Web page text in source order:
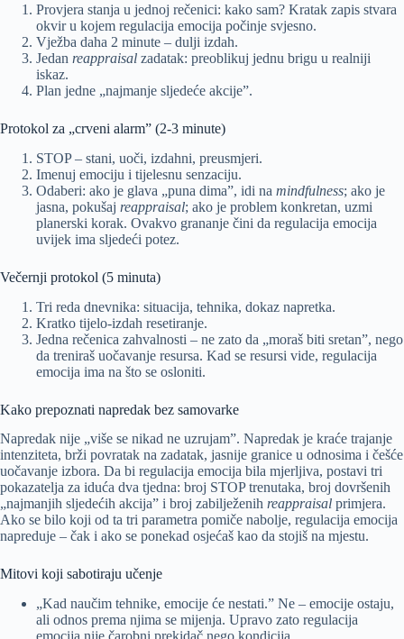
Provjera stanja u jednoj rečenici: kako sam? Kratak zapis stvara
okvir u kojem regulacija emocija počinje svjesno.
Vježba daha 2 minute – dulji izdah.
Jedan reappraisal zadatak: preoblikuj jednu brigu u realniji
iskaz.
Plan jedne „najmanje sljedeće akcije”.
Protokol za „crveni alarm” (2-3 minute)
STOP – stani, uoči, izdahni, preusmjeri.
Imenuj emociju i tijelesnu senzaciju.
Odaberi: ako je glava „puna dima”, idi na mindfulness; ako je
jasna, pokušaj reappraisal; ako je problem konkretan, uzmi
planerski korak. Ovakvo grananje čini da regulacija emocija
uvijek ima sljedeći potez.
Večernji protokol (5 minuta)
Tri reda dnevnika: situacija, tehnika, dokaz napretka.
Kratko tijelo-izdah resetiranje.
Jedna rečenica zahvalnosti – ne zato da „moraš biti sretan”, nego
da treniraš uočavanje resursa. Kad se resursi vide, regulacija
emocija ima na što se osloniti.
Kako prepoznati napredak bez samovarke
Napredak nije „više se nikad ne uzrujam”. Napredak je kraće trajanje
intenziteta, brži povratak na zadatak, jasnije granice u odnosima i češće
uočavanje izbora. Da bi regulacija emocija bila mjerljiva, postavi tri
pokazatelja za iduća dva tjedna: broj STOP trenutaka, broj dovršenih
„najmanjih sljedećih akcija” i broj zabilježenih reappraisal primjera.
Ako se bilo koji od ta tri parametra pomiče nabolje, regulacija emocija
napreduje – čak i ako se ponekad osjećaš kao da stojiš na mjestu.
Mitovi koji sabotiraju učenje
„Kad naučim tehnike, emocije će nestati.” Ne – emocije ostaju,
ali odnos prema njima se mijenja. Upravo zato regulacija